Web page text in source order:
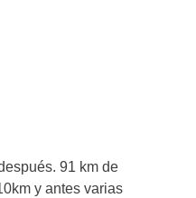
91 km de
y antes varias